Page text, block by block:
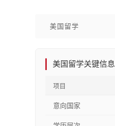
美国留学
美国留学关键信息
项目
意向国家